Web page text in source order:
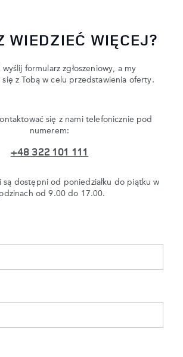
WIEDZIEĆ WIĘCEJ?
wyślij formularz zgłoszeniowy, a my
z Tobą w celu przedstawienia oferty.
się z nami telefonicznie pod
numerem:
+48 322 101 111
są dostępni od poniedziałku do piątku w
od 9.00 do 17.00.